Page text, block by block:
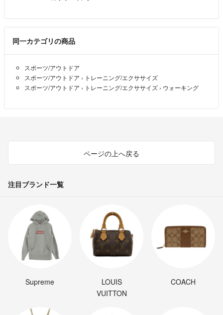
同一カテゴリの商品
スポーツ/アウトドア
スポーツ/アウトドア › トレーニング/エクササイズ
スポーツ/アウトドア › トレーニング/エクササイズ › ウォーキング
ページの上へ戻る
注目ブランド一覧
Supreme
LOUIS
VUITTON
COACH